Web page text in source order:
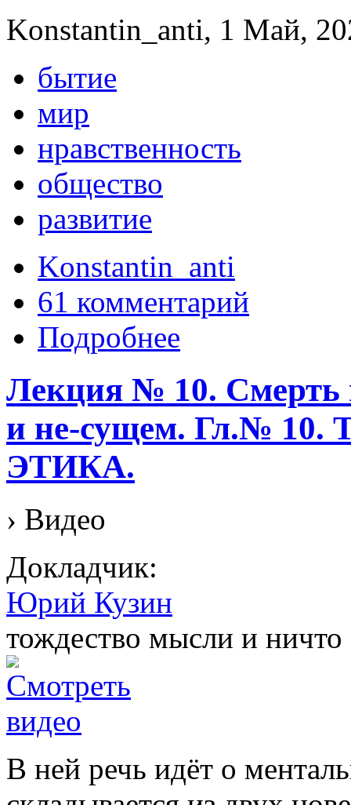
Konstantin_anti, 1 Май,
бытие
мир
нравственность
общество
развитие
Konstantin_anti
61 комментарий
Подробнее
Лекция № 10. Смерть
и не-сущем. Гл.№
ЭТИКА.
› Видео
Докладчик:
Юрий Кузин
тождество мысли и ничто
В ней речь идёт о